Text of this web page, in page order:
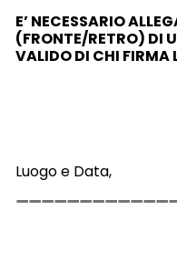
E’ NECESSARIO
(FRONTE/RETRO) DI
VALIDODI CHI FIRMA
Luogo e Data,